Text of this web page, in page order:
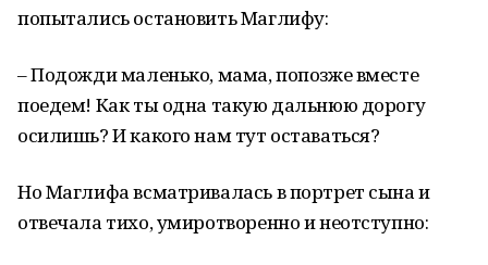
попытались остановить Маглифу:
– Подожди маленько, мама, попозже вместе
поедем! Как ты одна такую дальнюю дорогу
осилишь? И какого нам тут оставаться?
Но Маглифа всматривалась в портрет сына и
отвечала тихо, умиротворенно и неотступно: